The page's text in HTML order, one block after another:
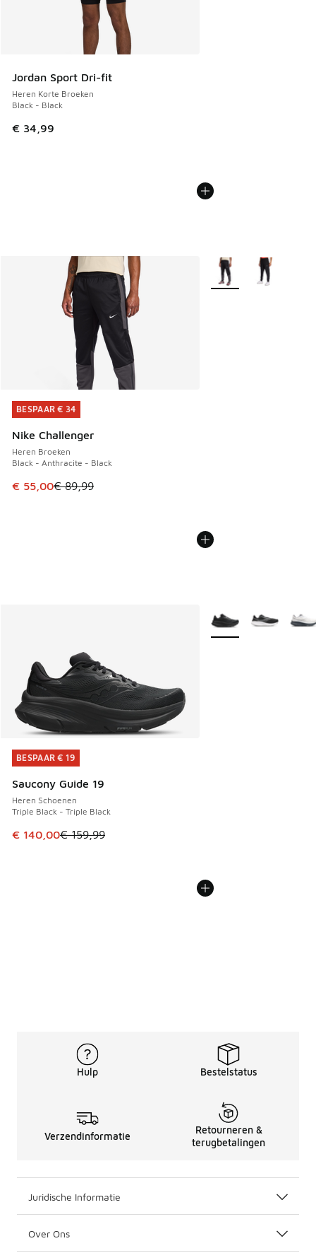
Jordan Sport Dri-fit
Heren Korte Broeken
Black - Black
€ 34,99
BESPAAR € 34
Nike Challenger
Heren Broeken
Black - Anthracite - Black
Dit artikel is in de uitverkoop. Dit artikel is in de
€ 55,00€ 89,99
BESPAAR € 34
Meer kleuren
BESPAAR € 19
Saucony Guide 19
Heren Schoenen
Triple Black - Triple Black
Dit artikel is in de uitverkoop. Dit artikel is in de
€ 140,00€ 159,99
BESPAAR € 19
Meer kleuren
Hulp Bestelstatus
Verzendinformatie
Retourneren &
terugbetalingen
Juridische Informatie
Over Ons